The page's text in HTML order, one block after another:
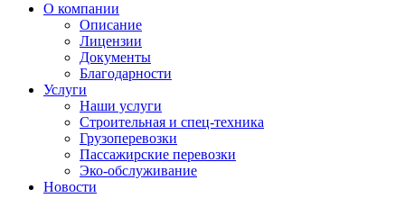
О компании
Описание
Лицензии
Документы
Благодарности
Услуги
Наши услуги
Строительная и спец-техника
Грузоперевозки
Пассажирские перевозки
Эко-обслуживание
Новости